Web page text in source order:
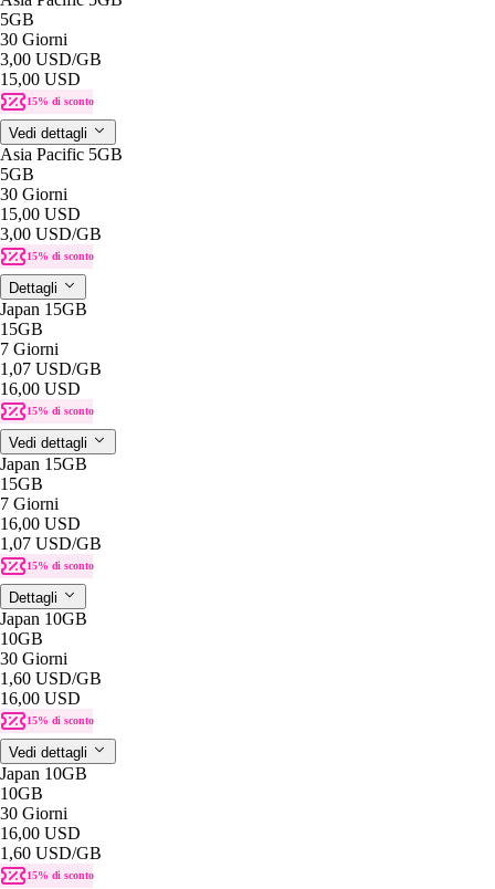
5GB
30 Giorni
3,00 USD/GB
15,00 USD
15% di sconto
Vedi dettagli
Asia Pacific 5GB
5GB
30 Giorni
15,00 USD
3,00 USD/GB
15% di sconto
Dettagli
Japan 15GB
15GB
7 Giorni
1,07 USD/GB
16,00 USD
15% di sconto
Vedi dettagli
Japan 15GB
15GB
7 Giorni
16,00 USD
1,07 USD/GB
15% di sconto
Dettagli
Japan 10GB
10GB
30 Giorni
1,60 USD/GB
16,00 USD
15% di sconto
Vedi dettagli
Japan 10GB
10GB
30 Giorni
16,00 USD
1,60 USD/GB
15% di sconto